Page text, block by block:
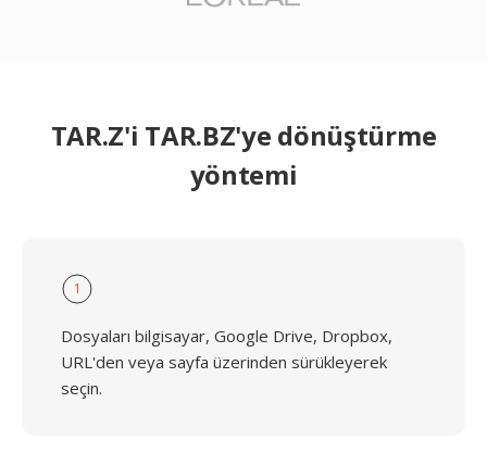
TAR.Z'i TAR.BZ'ye dönüştürme
yöntemi
1
Dosyaları bilgisayar, Google Drive, Dropbox,
URL'den veya sayfa üzerinden sürükleyerek
seçin.